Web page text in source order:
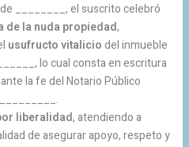
________, el suscrito celebró
de la nuda propiedad,
usufructo vitaliciodel inmueble
lo cual consta en escritura
la fe del Notario Público
liberalidad, atendiendo a
de asegurar apoyo, respeto y